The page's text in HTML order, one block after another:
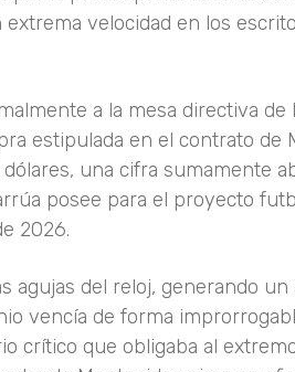
velocidad en los
a la mesa directiva de
estipulada en el contrato de
una cifra sumamente
posee para el proyecto
2026.
agujas del reloj, generando un
vencía de forma
crítico que obligaba al